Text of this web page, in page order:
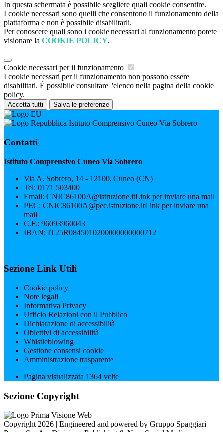
In questa schermata è possibile scegliere quali cookie consentire.
I cookie necessari sono quelli che consentono il funzionamento della
piattaforma e non è possibile disabilitarli.
Per conoscere quali sono i cookie necessari al funzionamento potete
visionare la COOKIE POLICY.
Cookie necessari per il funzionamento
I cookie necessari per il funzionamento non possono essere
disabilitati. È possibile consultare l'elenco nella pagina della cookie
policy.
Accetta tutti Salva le preferenze
Istituto Comprensivo Cuneo Via Sobrero
Contatti
Istituto Comprensivo Cuneo Via Sobrero
Via A. Sobrero, 14 - 12100, Cuneo (CN)
Tel: 0171 503400
Email: CNIC86100A@istruzione.itLink per inviare una mail
PEC: CNIC86100A@pec.istruzione.itLink per inviare una
mail
C.F.: 96093960043
IBAN: IT25R0845010200000000000712
Sezione Link Utili
Cookie policy
Note legali
Informativa Privacy
Ufficio Relazioni con il Pubblico
Dichiarazione di accessibilità
Obiettivi di accessibilità
Whistleblowing
Gestione consensi cookie
Amministrazione trasparente
Pagina visualizzata 1364 volte
Sezione Copyright
Copyright 2026 | Engineered and powered by Gruppo Spaggiari